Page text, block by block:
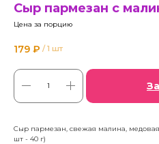
Сыр пармезан с
Цена за порцию
179 ₽ / 1 шт
Сыр пармезан, свежая малина, медовая
шт - 40 г)